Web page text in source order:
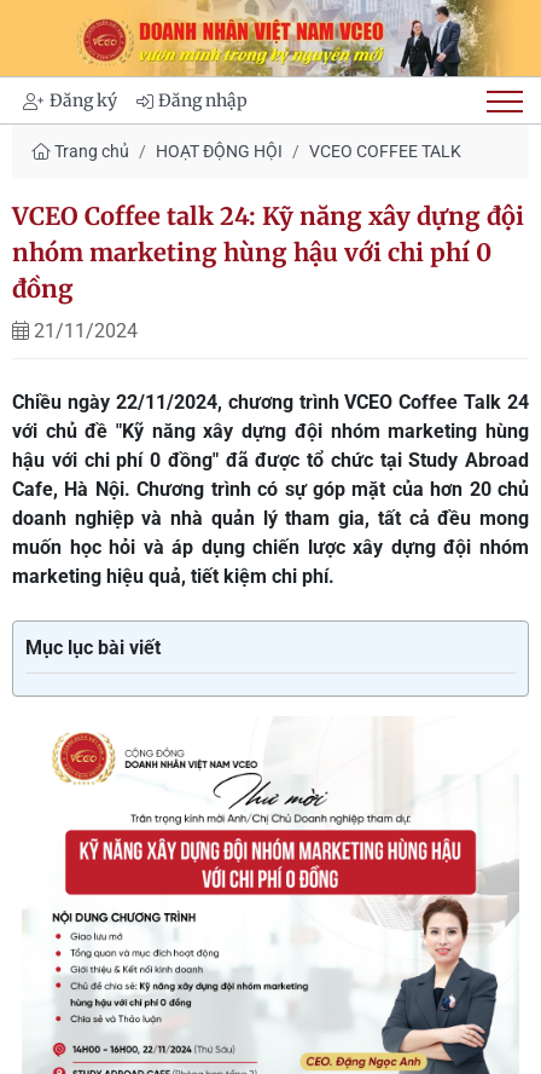
Đăng ký Đăng nhập
Trang chủ HOẠT ĐỘNG HỘI VCEO COFFEE TALK
VCEO Coffee talk 24: Kỹ năng xây dựng đội
nhóm marketing hùng hậu với chi phí 0
đồng
21/11/2024
Chiều ngày 22/11/2024, chương trình VCEO Coffee Talk 24
với chủ đề "Kỹ năng xây dựng đội nhóm marketing hùng
hậu với chi phí 0 đồng" đã được tổ chức tại Study Abroad
Cafe, Hà Nội. Chương trình có sự góp mặt của hơn 20 chủ
doanh nghiệp và nhà quản lý tham gia, tất cả đều mong
muốn học hỏi và áp dụng chiến lược xây dựng đội nhóm
marketing hiệu quả, tiết kiệm chi phí.
Mục lục bài viết